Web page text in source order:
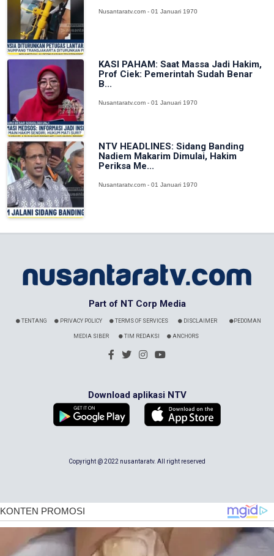
Nusantaratv.com - 01 Januari 1970
KASI PAHAM: Saat Massa Jadi Hakim,
Prof Ciek: Pemerintah Sudah Benar
B...
Nusantaratv.com - 01 Januari 1970
NTV HEADLINES: Sidang Banding
Nadiem Makarim Dimulai, Hakim
Periksa Me...
Nusantaratv.com - 01 Januari 1970
Part of NT Corp Media
TENTANG PRIVACY POLICY TERMS OF SERVICES DISCLAIMER PEDOMAN
MEDIA SIBER TIM REDAKSI ANCHORS
Download aplikasi NTV
Copyright @ 2022 nusantaratv. All right reserved